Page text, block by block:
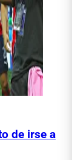
de irse a